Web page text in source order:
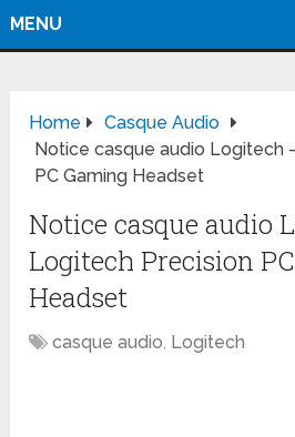
MENU
Home
Casque Audio
Notice casque audio Logitech
PC Gaming Headset
Notice casque audio
Logitech Precision
Headset
casque audio, Logitech